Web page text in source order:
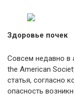
Здоровье почек
Совсем недавно в
the American
статья, согласно
опасность